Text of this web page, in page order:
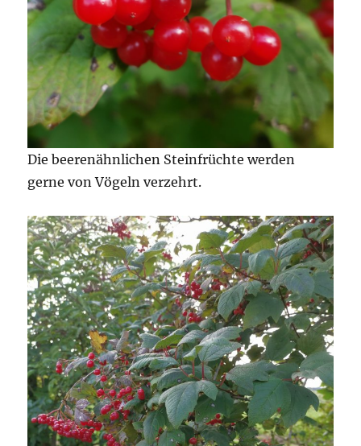
Die beerenähnlichen Steinfrüchte werden
gerne von Vögeln verzehrt.